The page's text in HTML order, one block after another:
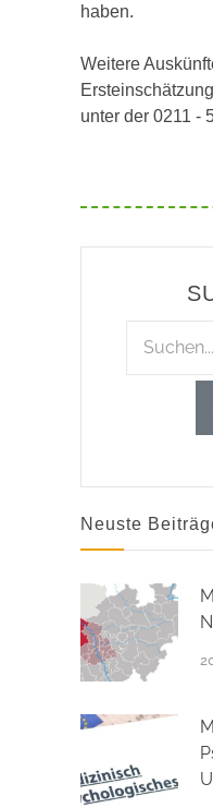
haben.
Weitere
unter der 0211 -
Neuste